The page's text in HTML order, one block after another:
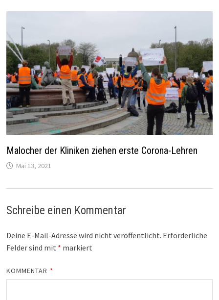
Malocher der Kliniken ziehen erste Corona-Lehren
Mai 13, 2021
Schreibe einen Kommentar
Deine E-Mail-Adresse wird nicht veröffentlicht. Erforderliche
Felder sind mit * markiert
KOMMENTAR *